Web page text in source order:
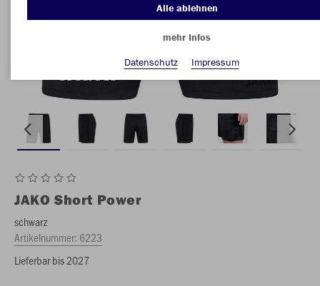
JAKO Short Power
schwarz
Artikelnummer: 6223
Lieferbar bis 2027
Alle ablehnen
mehr Infos
Datenschutz
Impressum